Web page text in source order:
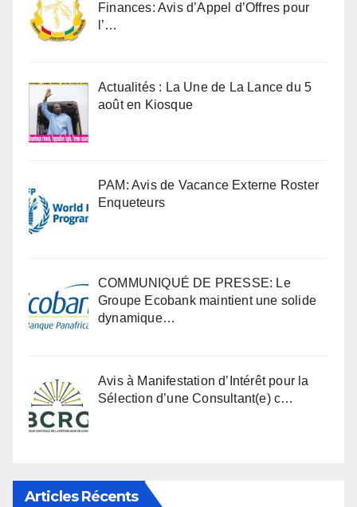
Finances: Avis d’Appel d’Offres pour
l’…
Actualités : La Une de La Lance du 5
août en Kiosque
PAM: Avis de Vacance Externe Roster
Enqueteurs
COMMUNIQUÉ DE PRESSE: Le
Groupe Ecobank maintient une solide
dynamique…
Avis à Manifestation d’Intérêt pour la
Sélection d’une Consultant(e) c…
Articles Récents